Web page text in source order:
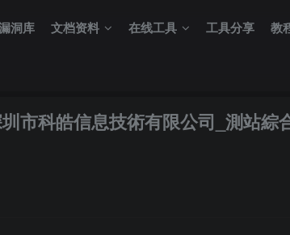
洞库 文档资料 在线工具 工具分享 教
市科皓信息技術有限公司_測站綜